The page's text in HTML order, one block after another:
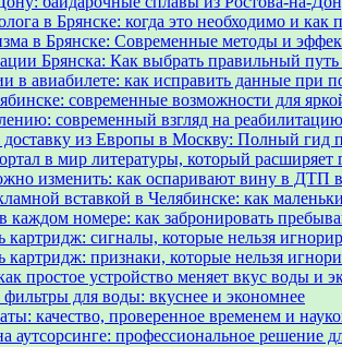
в Брянске: когда это необходимо и как
в Брянске: Современные методы и
Брянска: Как выбрать правильный
авиабилете: как исправить данные при
современные возможности для
современный взгляд на
доставку из Европы в Москву: Полный гид
в мир литературы, который расширяет
изменить: как оспаривают вину в ДТП
вставкой в Челябинске: как
каждом номере: как забронировать
картридж: сигналы, которые нельзя
картридж: признаки, которые нельзя
простое устройство меняет вкус воды и
фильтры для воды: вкуснее и экономнее
качество, проверенное временем и
аутсорсинге: профессиональное решение